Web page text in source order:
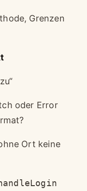
Grenzen
oder Error
Ort keine